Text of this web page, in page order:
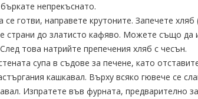
непрекъснато.
се готви, направете крутоните. Запечете
страни до златисто кафяво. Можете също да
това натрийте препечения хляб с чесън.
супа в съдове за печене, като
кашкавал. Върху всяко гювече се
Изпратете във фурната, предварително